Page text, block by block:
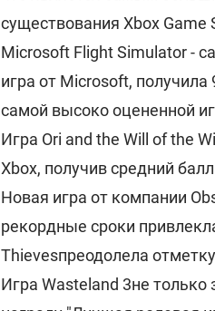
существования Xbox Game
Microsoft Flight Simulator -
игра от Microsoft,
самой высоко оцененной
Игра Ori and the Will of the
Xbox, получив средний
Новая игра от компании
рекордные сроки
Thievesпреодолела
Игра Wasteland 3не только